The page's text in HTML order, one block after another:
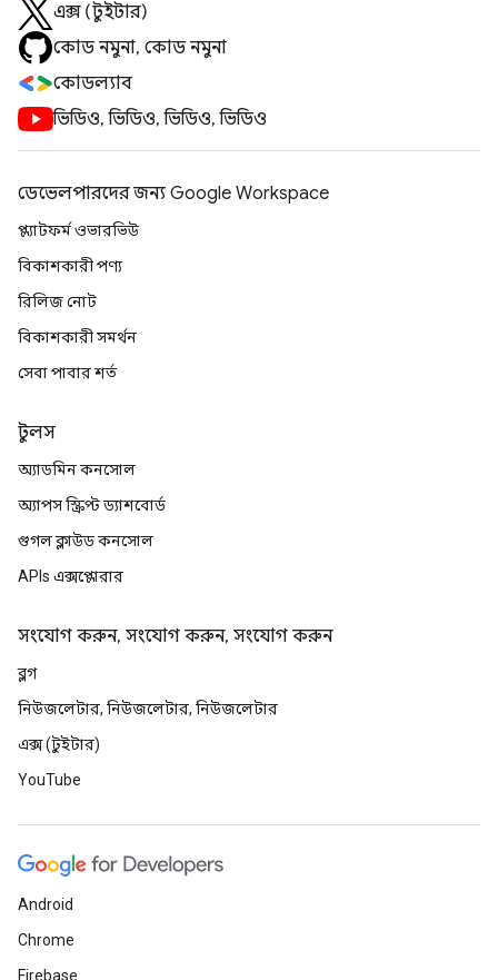
এক্স (টুইটার)
কোড নমুনা, কোড নমুনা
কোডল্যাব
ভিডিও, ভিডিও, ভিডিও, ভিডিও
ডেভেলপারদের জন্য Google Workspace
প্ল্যাটফর্ম ওভারভিউ
বিকাশকারী পণ্য
রিলিজ নোট
বিকাশকারী সমর্থন
সেবা পাবার শর্ত
টুলস
অ্যাডমিন কনসোল
অ্যাপস স্ক্রিপ্ট ড্যাশবোর্ড
গুগল ক্লাউড কনসোল
APIs এক্সপ্লোরার
সংযোগ করুন, সংযোগ করুন, সংযোগ করুন
ব্লগ
নিউজলেটার, নিউজলেটার, নিউজলেটার
এক্স (টুইটার)
YouTube
Android
Chrome
Firebase